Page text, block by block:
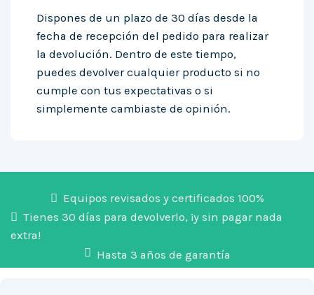
Dispones de un plazo de 30 días desde la
fecha de recepción del pedido para realizar
la devolución. Dentro de este tiempo,
puedes devolver cualquier producto si no
cumple con tus expectativas o si
simplemente cambiaste de opinión.
Equipos revisados y certificados 100%
Tienes 30 días para devolverlo, ¡y sin pagar nada
extra!
Hasta 3 años de garantía